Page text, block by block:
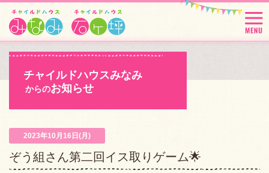
チャイルドハウスみなみ
からのお知らせ
2023年10月16日(月)
ぞう組さん第二回イス取りゲーム🌟